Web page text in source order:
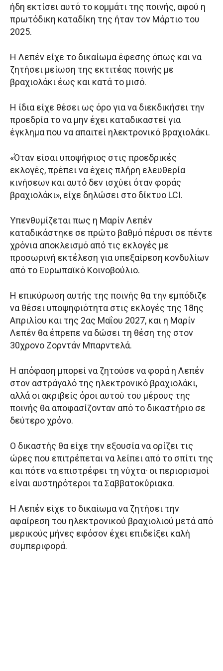
ήδη εκτίσει αυτό το κομμάτι της ποινής, αφού η
πρωτόδικη καταδίκη της ήταν τον Μάρτιο του
2025.
Η Λεπέν είχε το δικαίωμα έφεσης όπως και να
ζητήσει μείωση της εκτιτέας ποινής με
βραχιολάκι έως και κατά το μισό.
Η ίδια είχε θέσει ως όρο για να διεκδικήσει την
προεδρία το να μην έχει καταδικαστεί για
έγκλημα που να απαιτεί ηλεκτρονικό βραχιολάκι.
«Όταν είσαι υποψήφιος στις προεδρικές
εκλογές, πρέπει να έχεις πλήρη ελευθερία
κινήσεων και αυτό δεν ισχύει όταν φοράς
βραχιολάκι», είχε δηλώσει στο δίκτυο LCI.
Υπενθυμίζεται πως η Μαρίν Λεπέν
καταδικάστηκε σε πρώτο βαθμό πέρυσι σε πέντε
χρόνια αποκλεισμό από τις εκλογές με
προσωρινή εκτέλεση για υπεξαίρεση κονδυλίων
από το Ευρωπαϊκό Κοινοβούλιο.
Η επικύρωση αυτής της ποινής θα την εμπόδιζε
να θέσει υποψηφιότητα στις εκλογές της 18ης
Απριλίου και της 2ας Μαΐου 2027, και η Μαρίν
Λεπέν θα έπρεπε να δώσει τη θέση της στον
30χρονο Ζορντάν Μπαρντελά.
Η απόφαση μπορεί να ζητούσε να φορά η Λεπέν
στον αστράγαλό της ηλεκτρονικό βραχιολάκι,
αλλά οι ακριβείς όροι αυτού του μέρους της
ποινής θα αποφασίζονταν από το δικαστήριο σε
δεύτερο χρόνο.
Ο δικαστής θα είχε την εξουσία να ορίζει τις
ώρες που επιτρέπεται να λείπει από το σπίτι της
και πότε να επιστρέφει τη νύχτα· οι περιορισμοί
είναι αυστηρότεροι τα Σαββατοκύριακα.
Η Λεπέν είχε το δικαίωμα να ζητήσει την
αφαίρεση του ηλεκτρονικού βραχιολιού μετά από
μερικούς μήνες εφόσον έχει επιδείξει καλή
συμπεριφορά.